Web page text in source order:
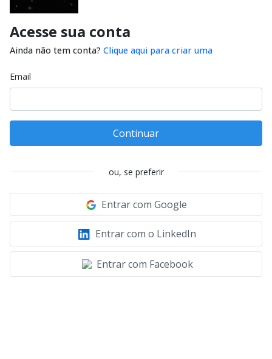
Acesse sua conta
Ainda não tem conta? Clique aqui para criar uma
Email
Continuar
ou, se preferir
Entrar com Google
Entrar com o LinkedIn
Entrar com Facebook